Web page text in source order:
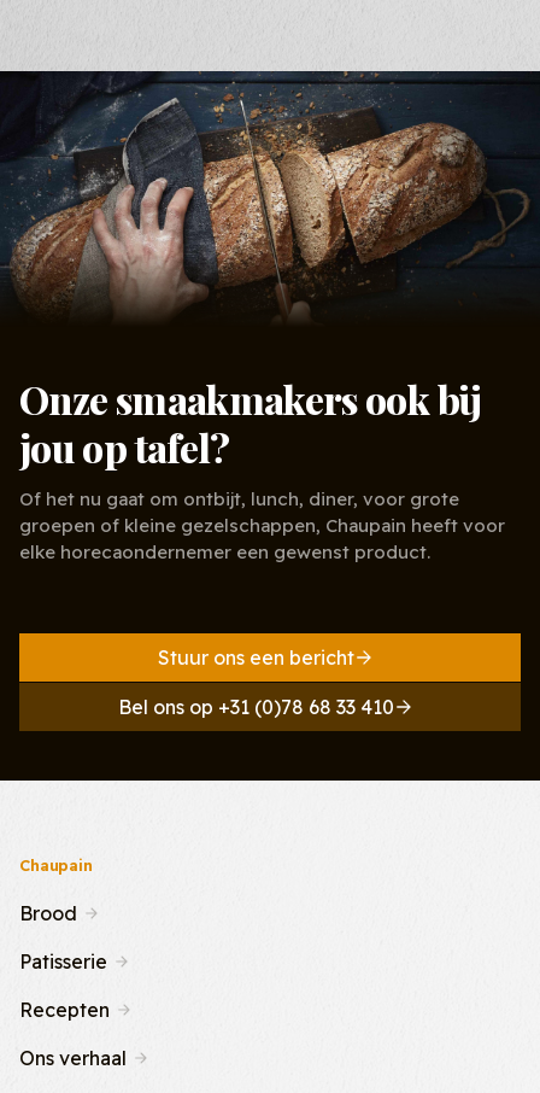
Onze smaakmakers ook bij
jou op tafel?
Of het nu gaat om ontbijt, lunch, diner, voor grote
groepen of kleine gezelschappen, Chaupain heeft voor
elke horecaondernemer een gewenst product.
Stuur ons een bericht
Bel ons op +31 (0)78 68 33 410
Chaupain
Brood
Patisserie
Recepten
Ons verhaal